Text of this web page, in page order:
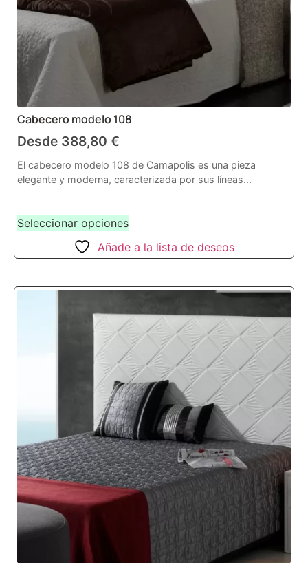
Cabecero modelo 108
Desde 388,80 €
El cabecero modelo 108 de Camapolis es una pieza
elegante y moderna, caracterizada por sus líneas...
Seleccionar opciones
Añade a la lista de deseos